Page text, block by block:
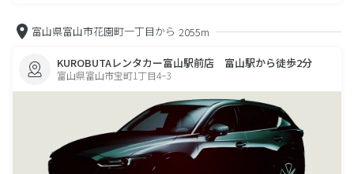
富山県富山市花園町一丁目から 2055m
KUROBUTAレンタカー富山駅前店 富山駅から徒歩2分
富山県富山市宝町1丁目4−3